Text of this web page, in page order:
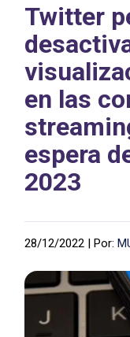
Twitter
en las
espera
2023
28/12/2022 | Por: